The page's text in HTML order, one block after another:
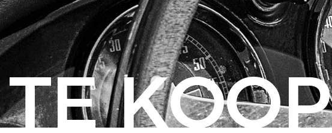
TE KOOP